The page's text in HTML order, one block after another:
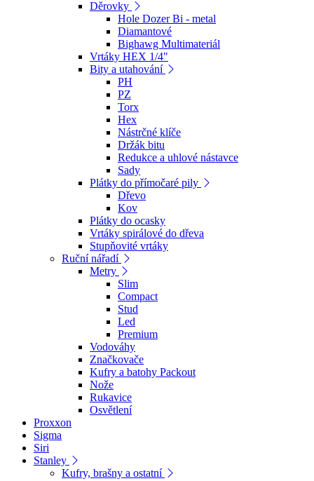
Děrovky
Hole Dozer Bi - metal
Diamantové
Bighawg Multimateriál
Vrtáky HEX 1/4"
Bity a utahování
PH
PZ
Torx
Hex
Nástrčné klíče
Držák bitu
Redukce a uhlové nástavce
Sady
Plátky do přímočaré pily
Dřevo
Kov
Plátky do ocasky
Vrtáky spirálové do dřeva
Stupňovité vrtáky
Ruční nářadí
Metry
Slim
Compact
Stud
Led
Premium
Vodováhy
Značkovače
Kufry a batohy Packout
Nože
Rukavice
Osvětlení
Proxxon
Sigma
Siri
Stanley
Kufry, brašny a ostatní